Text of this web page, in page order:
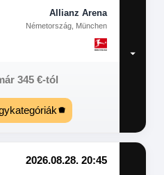
Allianz Arena
Németország, München
345 €-tól
2026.08.28. 20:45